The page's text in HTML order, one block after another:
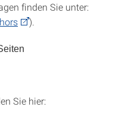
finden Sie unter:
).
Sie hier: